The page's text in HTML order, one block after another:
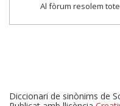
Al fòrum resolem
Diccionari de sinònims de